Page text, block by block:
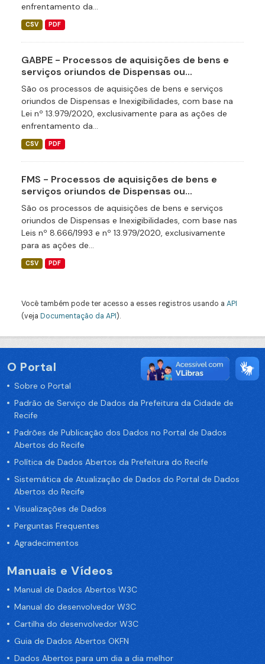
enfrentamento da...
CSV PDF
GABPE - Processos de aquisições de bens e
serviços oriundos de Dispensas ou...
São os processos de aquisições de bens e serviços
oriundos de Dispensas e Inexigibilidades, com base na
Lei nº 13.979/2020, exclusivamente para as ações de
enfrentamento da...
CSV PDF
FMS - Processos de aquisições de bens e
serviços oriundos de Dispensas ou...
São os processos de aquisições de bens e serviços
oriundos de Dispensas e Inexigibilidades, com base nas
Leis nº 8.666/1993 e nº 13.979/2020, exclusivamente
para as ações de...
CSV PDF
Você também pode ter acesso a esses registros usando a API
(veja Documentação da API).
O Portal
Sobre o Portal
Padrão de Serviço de Dados da Prefeitura da Cidade de
Recife
Padrões de Publicação dos Dados no Portal de Dados
Abertos do Recife
Política de Dados Abertos da Prefeitura do Recife
Sistemática de Atualização de Dados do Portal de Dados
Abertos do Recife
Visualizações de Dados
Perguntas Frequentes
Agradecimentos
Manuais e Vídeos
Manual de Dados Abertos W3C
Manual do desenvolvedor W3C
Cartilha do desenvolvedor W3C
Guia de Dados Abertos OKFN
Dados Abertos para um dia a dia melhor